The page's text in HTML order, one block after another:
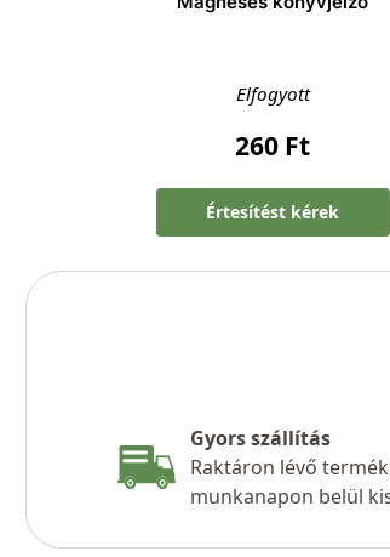
Elfogyott
260 Ft
Értesítést kérek
Gyors szállítás
Raktáron lévő
munkanapon belül